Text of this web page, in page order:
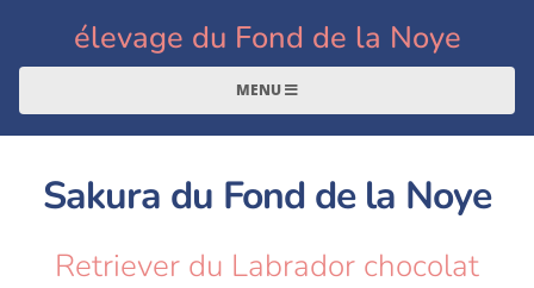
élevage du Fond de la Noye
MENU
Sakura du Fond de la Noye
Retriever du Labrador chocolat